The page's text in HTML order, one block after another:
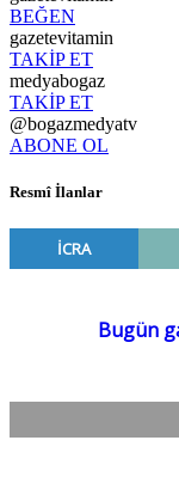
BEĞEN
gazetevitamin
TAKİP ET
medyabogaz
TAKİP ET
@bogazmedyatv
ABONE OL
Resmî İlanlar